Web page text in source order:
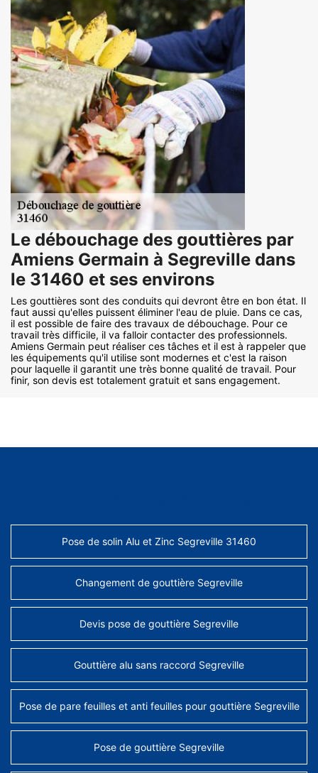
Le débouchage des gouttières par
Amiens Germain à Segreville dans
le 31460 et ses environs
Les gouttières sont des conduits qui devront être en bon état. Il
faut aussi qu'elles puissent éliminer l'eau de pluie. Dans ce cas,
il est possible de faire des travaux de débouchage. Pour ce
travail très difficile, il va falloir contacter des professionnels.
Amiens Germain peut réaliser ces tâches et il est à rappeler que
les équipements qu'il utilise sont modernes et c'est la raison
pour laquelle il garantit une très bonne qualité de travail. Pour
finir, son devis est totalement gratuit et sans engagement.
Pose de solin Alu et Zinc Segreville 31460
Changement de gouttière Segreville
Devis pose de gouttière Segreville
Gouttière alu sans raccord Segreville
Pose de pare feuilles et anti feuilles pour gouttière Segreville
Pose de gouttière Segreville